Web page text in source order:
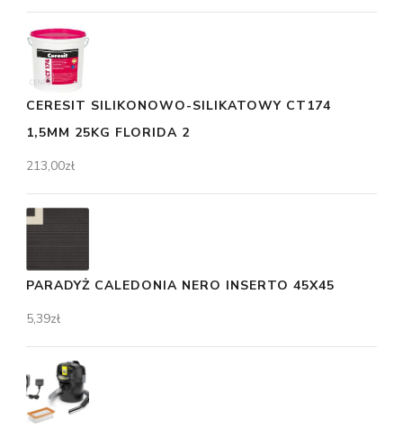
CERESIT SILIKONOWO-SILIKATOWY CT174
1,5MM 25KG FLORIDA 2
213,00zł
PARADYŻ CALEDONIA NERO INSERTO 45X45
5,39zł